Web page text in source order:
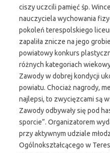
ciszy uczcili pamięć śp.
nauczyciela wychowania
pokoleń terespolskiego
zapaliła znicze na jego
powiatowy konkurs
różnych kategoriach
Zawody w dobrej kondycji
powiatu. Chociaż nagrody,
najlepsi, to zwycięzcami są
Zawody odbywały się pod
sporcie”. Organizatorem
przy aktywnym udziale
Ogólnokształcącego w